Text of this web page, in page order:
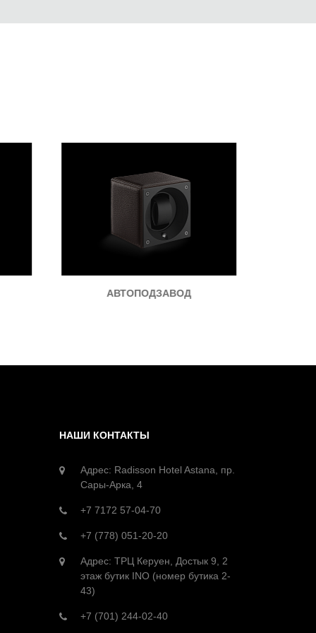
АВТОПОДЗАВОД
НАШИ КОНТАКТЫ
Адрес: Radisson Hotel Astana, пр.
Сары-Арка, 4
+7 7172 57-04-70
+7 (778) 051-20-20
Адрес: ТРЦ Керуен, Достык 9, 2
этаж бутик INO (номер бутика 2-
43)
+7 (701) 244-02-40